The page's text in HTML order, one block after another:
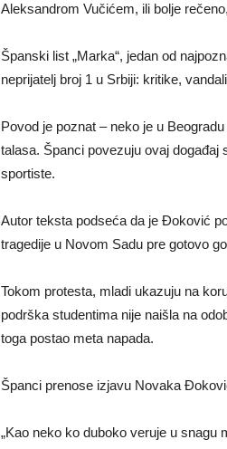
Aleksandrom Vučićem, ili bolje
Španski list „Marka“, jedan od
neprijatelj broj 1 u Srbiji: kritike,
Povod je poznat – neko je u
talasa. Španci povezuju ovaj
sportiste.
Autor teksta podseća da je Đoković
tragedije u Novom Sadu pre gotovo
Tokom protesta, mladi ukazuju na
podrška studentima nije naišla na
toga postao meta napada.
Španci prenose izjavu Novaka
„Kao neko ko duboko veruje u snagu